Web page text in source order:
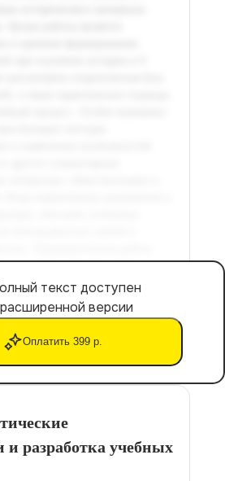
текст доступен
версии
Оплатить 399 р.
и разработка учебных